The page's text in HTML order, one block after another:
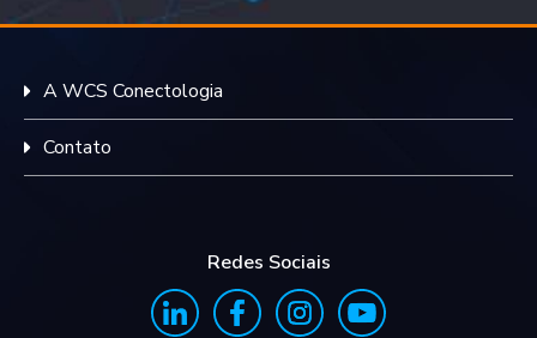
A WCS Conectologia
Contato
Redes Sociais